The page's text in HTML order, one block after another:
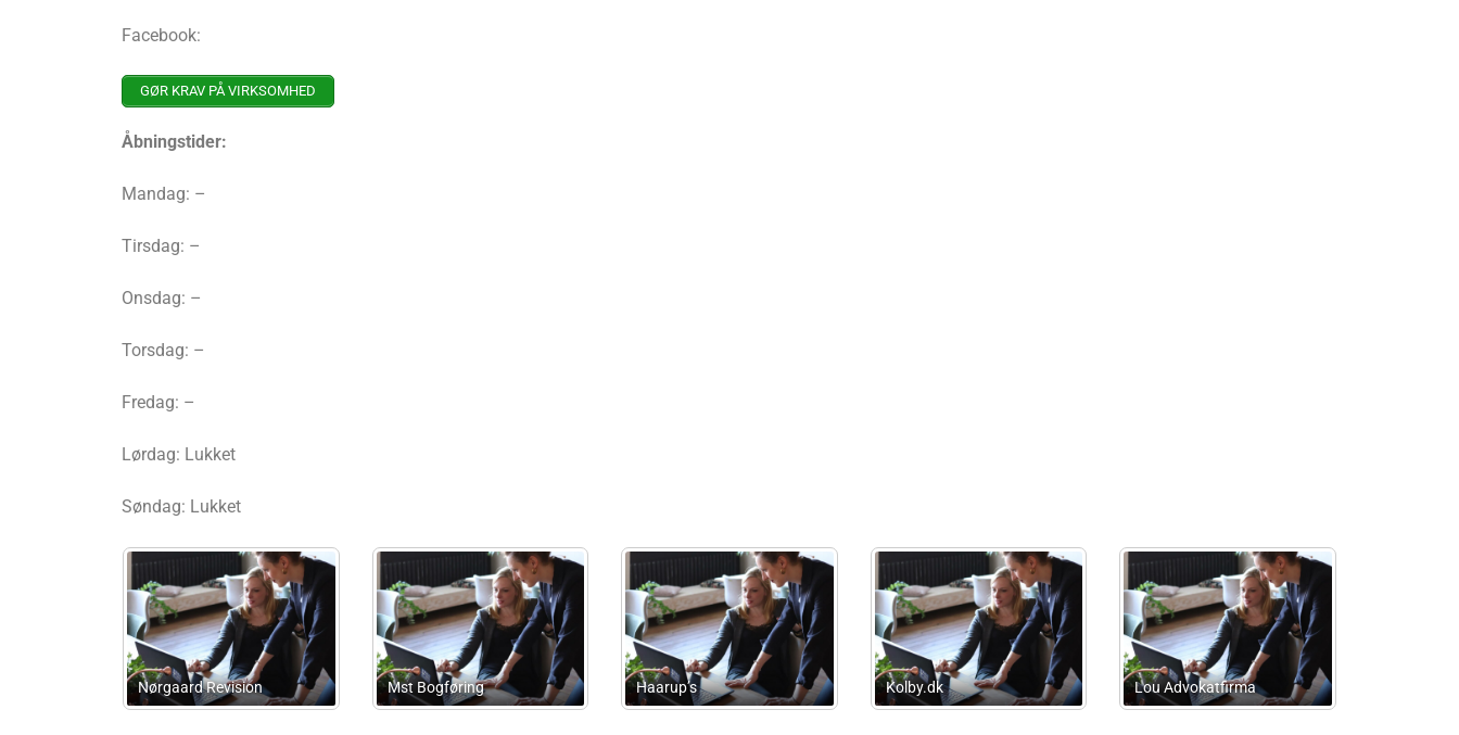
Facebook:
GØR KRAV PÅ VIRKSOMHED
Åbningstider:
Mandag: –
Tirsdag: –
Onsdag: –
Torsdag: –
Fredag: –
Lørdag: Lukket
Søndag: Lukket
Kolby.dk Lou Advokatfirma
Ili Advokatholdingselskab
Aps
Advokatfirmaet Bonde &
Noringriis ApS
Bellevue Revision Vi-Team